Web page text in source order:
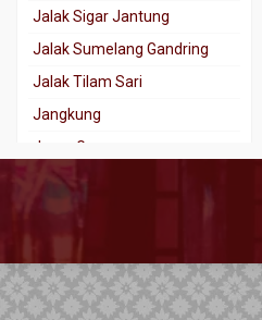
Jalak Sigar Jantung
Jalak Sumelang Gandring
Jalak Tilam Sari
Jangkung
Jaran Goyang
Kala Nadhah
Kebo Kantong
Kebo Lajer